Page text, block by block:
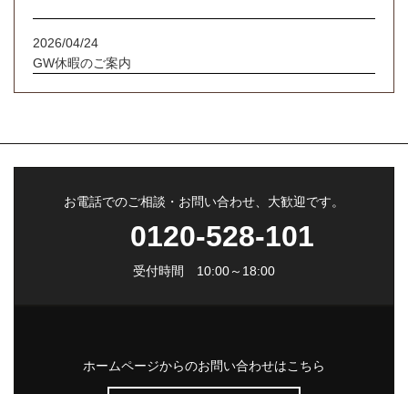
2026/04/24
GW休暇のご案内
お電話でのご相談・お問い合わせ、大歓迎です。
0120-528-101
受付時間 10:00～18:00
ホームページからのお問い合わせはこちら